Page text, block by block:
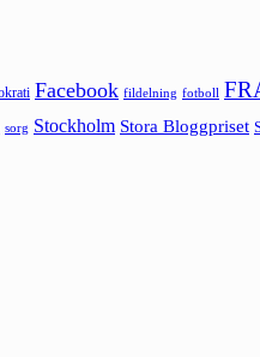
Facebook fildelning fotboll
sorg Stockholm Stora Bloggpriset